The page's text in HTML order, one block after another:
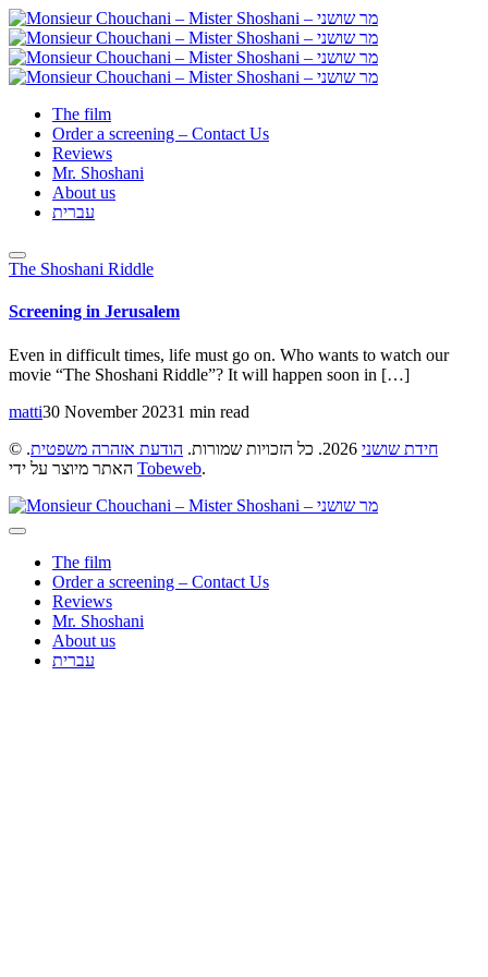
The film
Order a screening – Contact Us
Reviews
Mr. Shoshani
About us
עברית
The Shoshani Riddle
Screening in Jerusalem
Even in difficult times, life must go on. Who wants to watch our
movie “The Shoshani Riddle”? It will happen soon in […]
matti30 November 20231 min read
©
חידת שושני הודעת אזהרה משפטית.
Tobeweb.
The film
Order a screening – Contact Us
Reviews
Mr. Shoshani
About us
עברית